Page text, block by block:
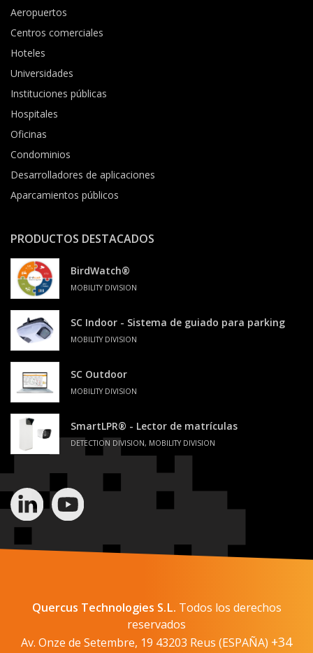
Aeropuertos
Centros comerciales
Hoteles
Universidades
Instituciones públicas
Hospitales
Oficinas
Condominios
Desarrolladores de aplicaciones
Aparcamientos públicos
PRODUCTOS DESTACADOS
BirdWatch®
MOBILITY DIVISION
SC Indoor - Sistema de guiado para parking
MOBILITY DIVISION
SC Outdoor
MOBILITY DIVISION
SmartLPR® - Lector de matrículas
DETECTION DIVISION, MOBILITY DIVISION
Quercus Technologies S.L. Todos los derechos
reservados
Av. Onze de Setembre, 19 43203 Reus (ESPAÑA) +34